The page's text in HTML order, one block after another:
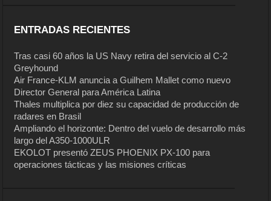
ENTRADAS RECIENTES
Tras casi 60 años la US Navy retira del servicio al C-2
Greyhound
Air France-KLM anuncia a Guilhem Mallet como nuevo
Director General para América Latina
Thales multiplica por diez su capacidad de producción de
radares en Brasil
Ampliando el horizonte: Dentro del vuelo de desarrollo más
largo del A350-1000ULR
EKOLOT presentó ZEUS PHOENIX PX-100 para
operaciones tácticas y las misiones críticas